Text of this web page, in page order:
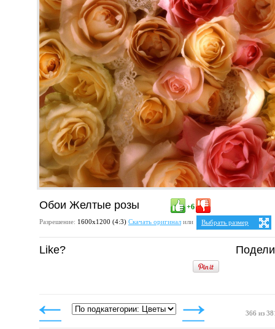
Обои Желтые розы +6
Разрешение: 1600х1200 (4:3) Скачать оригиналили
Выбрать размер
Ваше разрешение:Не
1280x1024
1600x1280
4:3
1600x1200
Like?
366 из